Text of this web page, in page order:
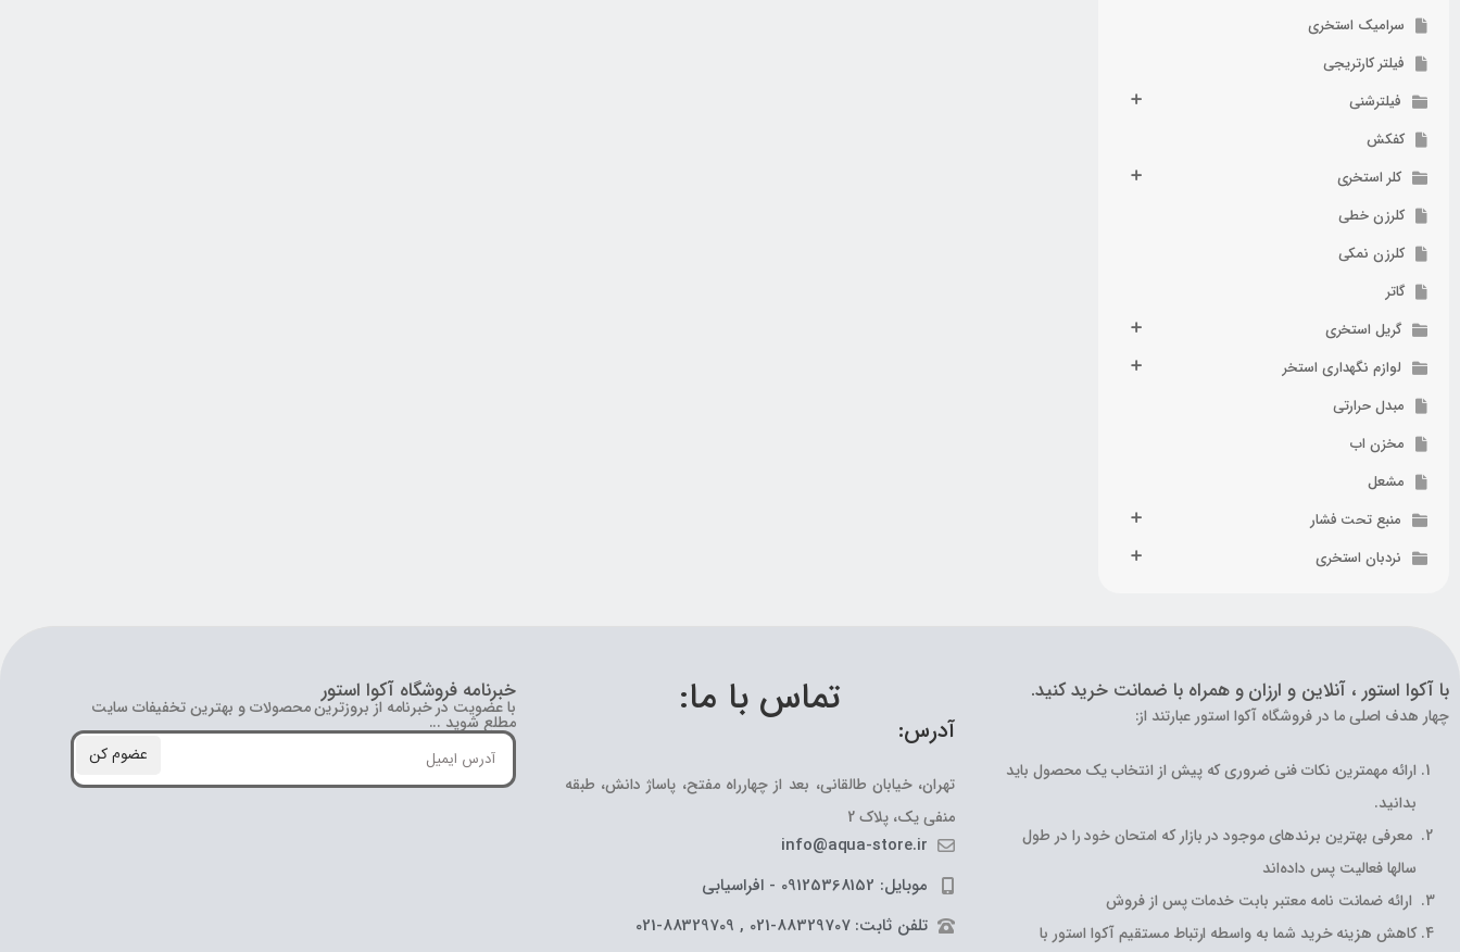
سرامیک استخری
فیلتر کارتریجی
فیلترشنی
کفکش
کلر استخری
کلرزن خطی
کلرزن نمکی
گاتر
گریل استخری
لوازم نگهداری استخر
مبدل حرارتی
مخزن اب
مشعل
منبع تحت فشار
نردبان استخری
با آکوا استور ، آنلاین و ارزان و همراه با ضمانت خرید کنید.
چهار هدف اصلی ما در فروشگاه آکوا استور عبارتند از:
ارائه مهمترین نکات فنی ضروری که پیش از انتخاب یک محصول باید
بدانید.
معرفی بهترین برندهای موجود در بازار که امتحان خود را در طول
سالها فعالیت پس داده‌اند
ارائه ضمانت نامه معتبر بابت خدمات پس از فروش
کاهش هزینه خرید شما به واسطه ارتباط مستقیم آکوا استور با
تماس با ما:
آدرس:
تهران، خیابان طالقانی، بعد از چهارراه مفتح، پاساژ دانش، طبقه
منفی یک، پلاک 2
info@aqua-store.ir
موبایل: 09125368152 - افراسیابی
تلفن ثابت: 88329707-021 , 88329709-021
خبرنامه فروشگاه آکوا استور
با عضویت در خبرنامه از بروز‌ترین محصولات و بهترین تخفیفات سایت
مطلع شوید ...
عضوم کن